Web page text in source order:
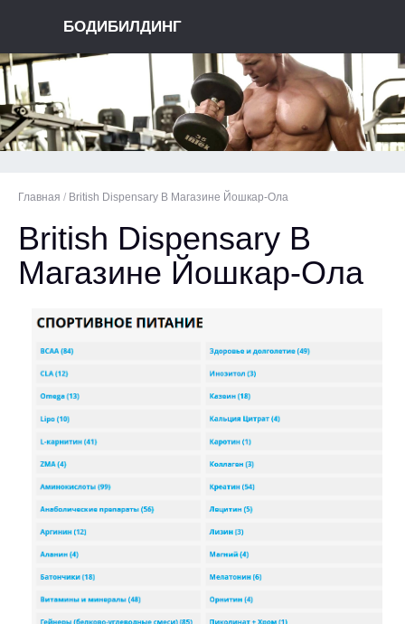
БОДИБИЛДИНГ
Главная / British Dispensary В Магазине Йошкар-Ола
British Dispensary В
Магазине Йошкар-Ола